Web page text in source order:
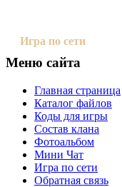
Игра по сети
Меню сайта
Главная страница
Каталог файлов
Коды для игры
Состав клана
Фотоальбом
Мини Чат
Игра по сети
Обратная связь